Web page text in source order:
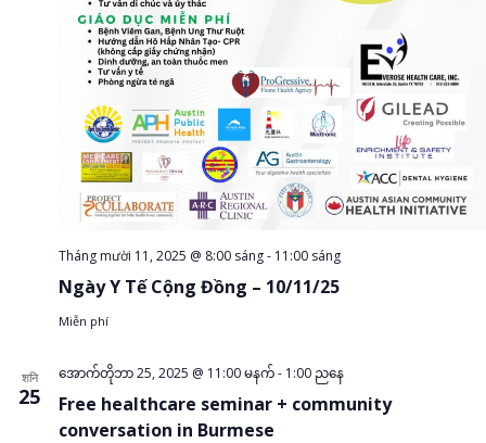
Ngày Y Tế Cộng Đồng – 10/11/25
Tháng mười 11, 2025 @ 8:00 sáng- 11:00 sáng
Miễn phí
शनि
25
Free healthcare seminar + community
conversation in Burmese
အောက်တိုဘာ 25, 2025 @ 11:00 မနက်- 1:00 ညနေ